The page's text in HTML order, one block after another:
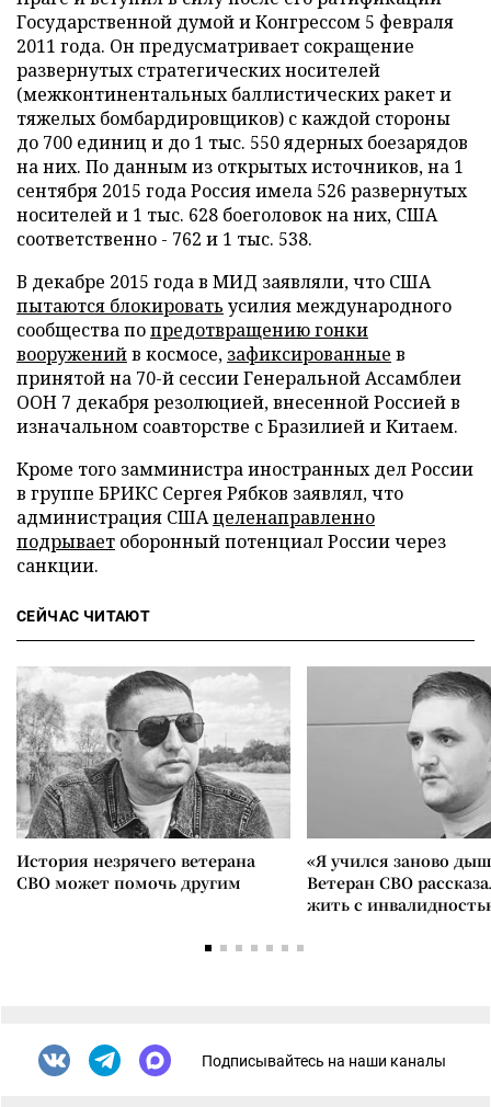
Государственной думой и Конгрессом 5 февраля
2011 года. Он предусматривает сокращение
развернутых стратегических носителей
(межконтинентальных баллистических ракет и
тяжелых бомбардировщиков) с каждой стороны
до 700 единиц и до 1 тыс. 550 ядерных боезарядов
на них. По данным из открытых источников, на 1
сентября 2015 года Россия имела 526 развернутых
носителей и 1 тыс. 628 боеголовок на них, США
соответственно - 762 и 1 тыс. 538.
В декабре 2015 года в МИД заявляли, что США
пытаются блокировать усилия международного
сообщества попредотвращению гонки
вооруженийв космосе, зафиксированные в
принятой на 70-й сессии Генеральной Ассамблеи
ООН 7 декабря резолюцией, внесенной Россией в
изначальном соавторстве с Бразилией и Китаем.
Кроме того замминистра иностранных дел России
в группе БРИКС Сергея Рябков заявлял, что
администрация СШАцеленаправленно
подрывает оборонный потенциал России через
санкции.
СЕЙЧАС ЧИТАЮТ
История незрячего ветерана
СВО может помочь другим
«Я учился заново
Ветеран СВО
жить с
Подписывайтесь на наши каналы